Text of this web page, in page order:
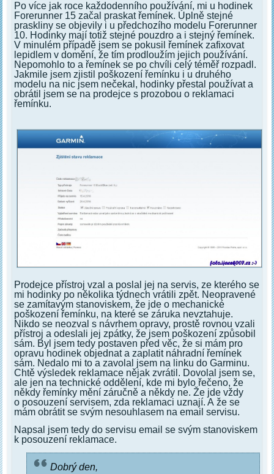
Po více jak roce každodenního používání, mi u hodinek
Forerunner 15 začal praskat řemínek. Úplně stejné
praskliny se objevily i u předchozího modelu Forerunner
10. Hodinky mají totiž stejné pouzdro a i stejný řemínek.
V minulém případě jsem se pokusil řemínek zafixovat
lepidlem v domění, že tím prodloužím jejich používání.
Nepomohlo to a řemínek se po chvíli celý téměř rozpadl.
Jakmile jsem zjistil poškození řemínku i u druhého
modelu na nic jsem nečekal, hodinky přestal používat a
obrátil jsem se na prodejce s prozobou o reklamaci
řemínku.
Prodejce přístroj vzal a poslal jej na servis, ze kterého se
mi hodinky po několika týdnech vrátili zpět. Neopravené
se zamítavým stanoviskem, že jde o mechanické
poškození řemínku, na které se záruka nevztahuje.
Nikdo se neozval s návrhem opravy, prostě rovnou vzali
přístroj a odeslali jej zpátky, že jsem poškození způsobil
sám. Byl jsem tedy postaven před věc, že si mám pro
opravu hodinek objednat a zaplatit náhradní řemínek
sám. Nedalo mi to a zavolal jsem na linku do Garminu.
Chtě výsledek reklamace nějak zvrátil. Dovolal jsem se,
ale jen na technické oddělení, kde mi bylo řečeno, že
někdy řemínky mění záručně a někdy ne. Že jde vždy
o posouzení servisem, zda reklamaci uznají. A že se
mám obrátit se svým nesouhlasem na email servisu.
Napsal jsem tedy do servisu email se svým stanoviskem
k posouzení reklamace.
Dobrý den,